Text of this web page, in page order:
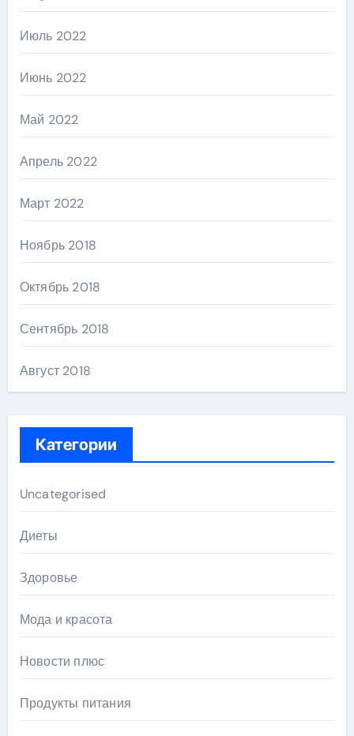
Июль 2022
Июнь 2022
Май 2022
Апрель 2022
Март 2022
Ноябрь 2018
Октябрь 2018
Сентябрь 2018
Август 2018
Категории
Uncategorised
Диеты
Здоровье
Мода и красота
Новости плюс
Продукты питания